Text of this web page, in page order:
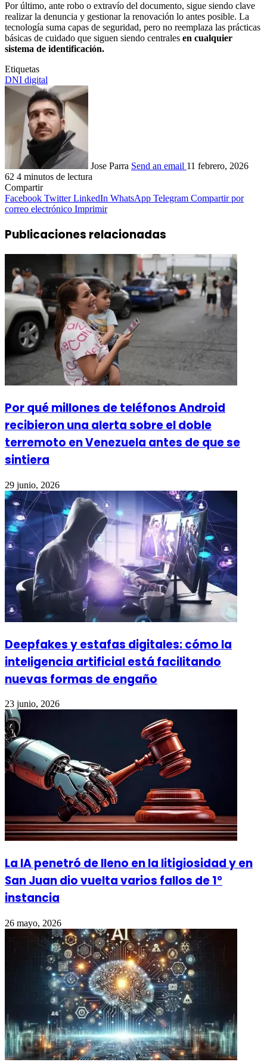
Por último, ante robo o extravío del documento, sigue siendo clave
realizar la denuncia y gestionar la renovación lo antes posible. La
tecnología suma capas de seguridad, pero no reemplaza las prácticas
básicas de cuidado que siguen siendo centrales en cualquier
sistema de identificación.
Etiquetas
DNI digital
Jose Parra Send an email 11 febrero, 2026
62 4 minutos de lectura
Compartir
Facebook Twitter LinkedIn WhatsApp Telegram Compartir por
correo electrónico Imprimir
Publicaciones relacionadas
Por qué millones de teléfonos Android
recibieron una alerta sobre el doble
terremoto en Venezuela antes de que se
sintiera
29 junio, 2026
Deepfakes y estafas digitales: cómo la
inteligencia artificial está facilitando
nuevas formas de engaño
23 junio, 2026
La IA penetró de lleno en la litigiosidad y en
San Juan dio vuelta varios fallos de 1°
instancia
26 mayo, 2026